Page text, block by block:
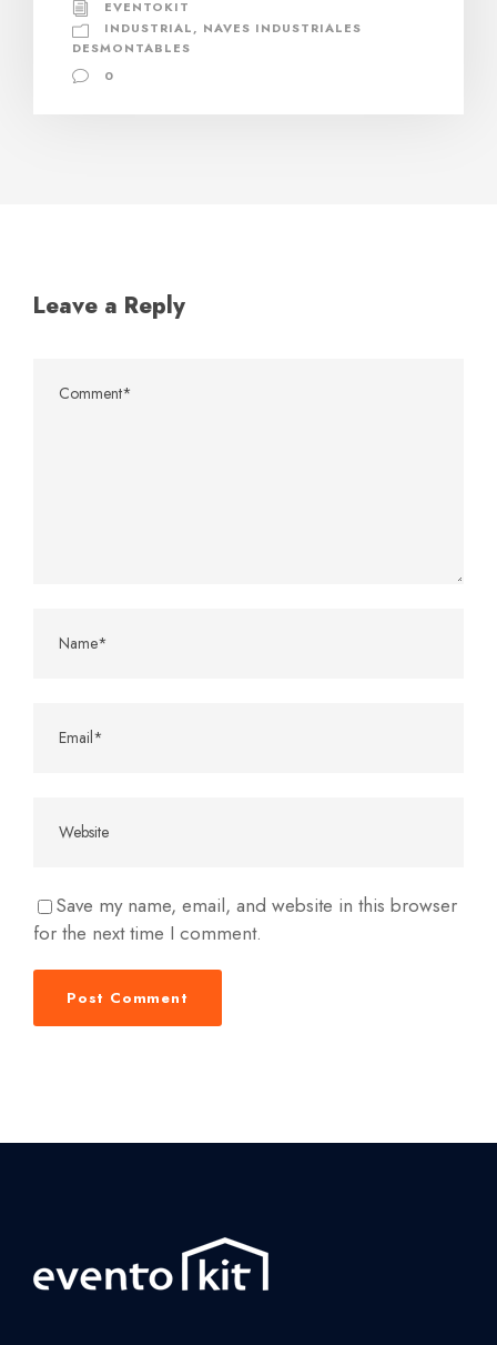
EVENTOKIT
INDUSTRIAL, NAVES INDUSTRIALES
DESMONTABLES
0
Leave a Reply
Save my name, email, and website in this browser
for the next time I comment.